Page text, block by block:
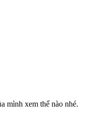
mình xem thế nào nhé.